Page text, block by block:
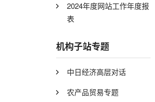
2024年度网站工作年度报
表
机构子站专题
中日经济高层对话
农产品贸易专题